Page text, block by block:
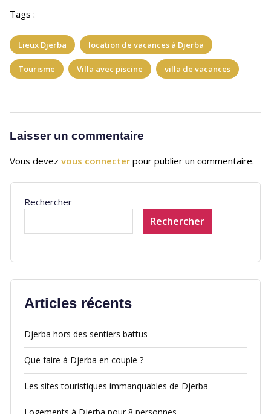
Tags :
Lieux Djerba location de vacances à Djerba
Tourisme Villa avec piscine villa de vacances
Laisser un commentaire
Vous devez vous connecter pour publier un commentaire.
Rechercher
Rechercher
Articles récents
Djerba hors des sentiers battus
Que faire à Djerba en couple ?
Les sites touristiques immanquables de Djerba
Logements à Djerba pour 8 personnes